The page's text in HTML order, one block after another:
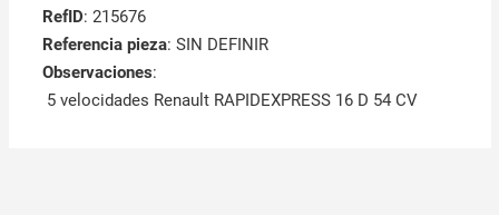
RefID: 215676
Referencia pieza: SIN DEFINIR
Observaciones:
5 velocidades Renault RAPIDEXPRESS 16 D 54 CV